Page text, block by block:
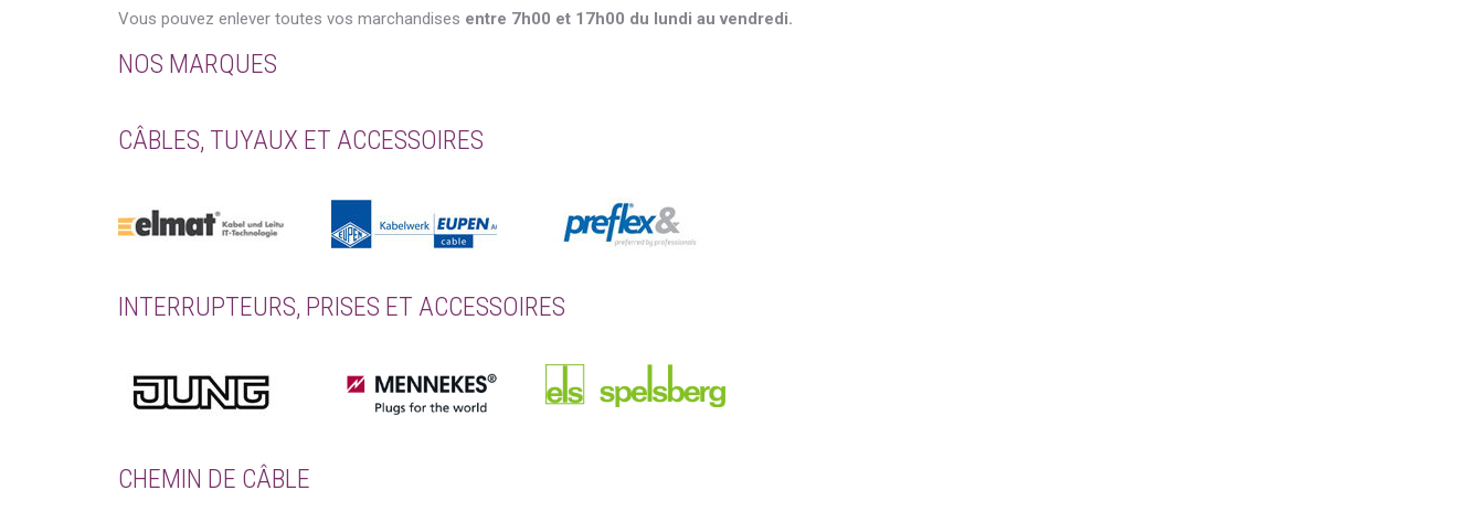
Vous pouvez enlever toutes vos marchandises entre 7h00 et 17h00 du lundi au vendredi.
NOS MARQUES
CÂBLES, TUYAUX ET ACCESSOIRES
INTERRUPTEURS, PRISES ET ACCESSOIRES
CHEMIN DE CÂBLE